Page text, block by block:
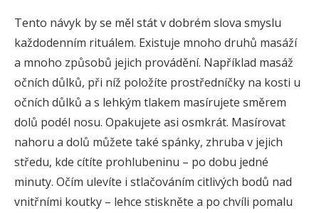
Tento návyk by se měl stát v dobrém slova smyslu
každodenním rituálem. Existuje mnoho druhů masáží
a mnoho způsobů jejich provádění. Například masáž
očních důlků, při níž položíte prostředníčky na kosti u
očních důlků a s lehkým tlakem masírujete směrem
dolů podél nosu. Opakujete asi osmkrát. Masírovat
nahoru a dolů můžete také spánky, zhruba v jejich
středu, kde cítíte prohlubeninu – po dobu jedné
minuty. Očím ulevíte i stlačováním citlivých bodů nad
vnitřními koutky – lehce stiskněte a po chvíli pomalu